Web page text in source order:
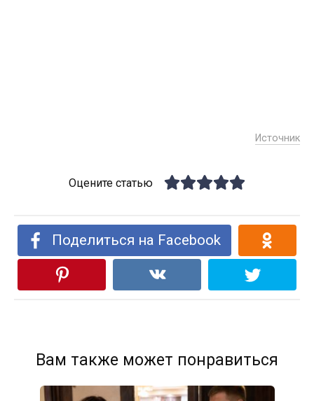
Источник
Оцените статью
Поделиться на Facebook
Вам также может понравиться